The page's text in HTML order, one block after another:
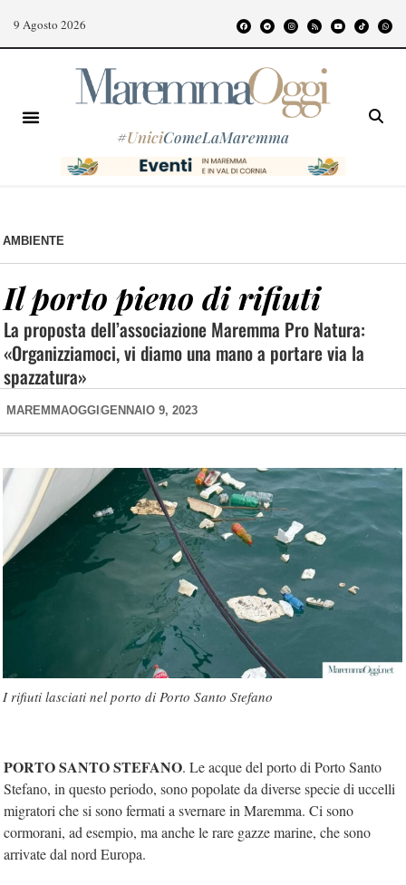
9 Agosto 2026
#UniciComeLaMaremma
AMBIENTE
Il porto pieno di rifiuti
La proposta dell’associazione Maremma Pro Natura:
«Organizziamoci, vi diamo una mano a portare via la
spazzatura»
MAREMMAOGGI GENNAIO 9, 2023
I rifiuti lasciati nel porto di Porto Santo Stefano
PORTO SANTO STEFANO. Le acque del porto di Porto Santo
Stefano, in questo periodo, sono popolate da diverse specie di uccelli
migratori che si sono fermati a svernare in Maremma. Ci sono
cormorani, ad esempio, ma anche le rare gazze marine, che sono
arrivate dal nord Europa.